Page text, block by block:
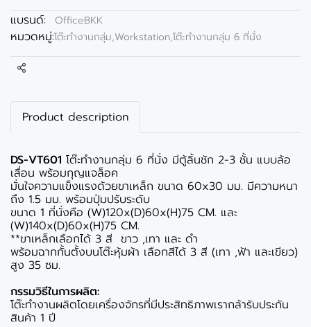
แบรนด์:
OfficeBKK
หมวดหมู่:โต๊ะทำงานกลุ่ม,Workstation,โต๊ะทำงานกลุ่ม 6 ที่นั่ง
แชร์
Product description
DS-VT601 โต๊ะทำงานกลุ่ม 6 ที่นั่ง มีตู้ลิ้นชัก 2-3 ชั้น แบบล้อ
เลื่อน พร้อมกุญแจล็อค
มั่นใจความแข็งแรงด้วยขาเหล็ก ขนาด 60x30 มม. มีความหนา
ถึง 1.5 มม. พร้อมปุ่มปรับระดับ
ขนาด 1 ที่นั่งคือ (W)120x(D)60x(H)75 CM. และ
(W)140x(D)60x(H)75 CM.
**ขาเหล็กเลือกได้ 3 สี ขาว ,เทา และ ดำ
พร้อมฉากกั้นตั้งบนโต๊ะหุ้มผ้า เลือกสีได้ 3 สี (เทา ,ฟ้า และเขียว)
สูง 35 ซม.
กรรมวิธีในการผลิต:
โต๊ะทำงานผลิตโดยเครื่องจักรที่มีประสิทธิภาพเรากล้ารับประกัน
สินค้า 1 ปี